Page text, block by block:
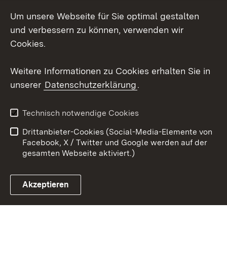
Social Wall
Link zum Landesportal
Barrierefreiheit
Benutzungshinweise
Impressum
Cookies
Um unsere Webseite für Sie optimal gestalten
und verbessern zu können, verwenden wir
Cookies.
Weitere Informationen zu Cookies erhalten Sie in
unserer Datenschutzerklärung.
Technisch notwendige Cookies
Drittanbieter-Cookies (Social-Media-Elemente von
Facebook, X / Twitter und Google werden auf der
gesamten Webseite aktiviert.)
Akzeptieren